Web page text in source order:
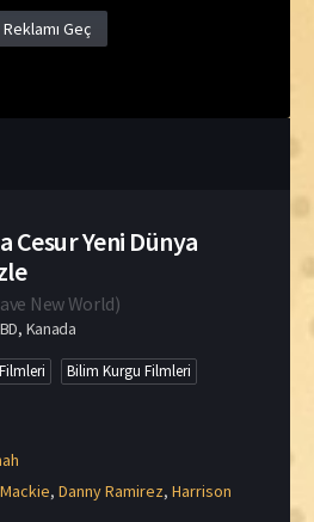
Reklamı Geç
Cesur Yeni Dünya
New World)
, Kanada
Bilim Kurgu Filmleri
, Danny Ramirez, Harrison